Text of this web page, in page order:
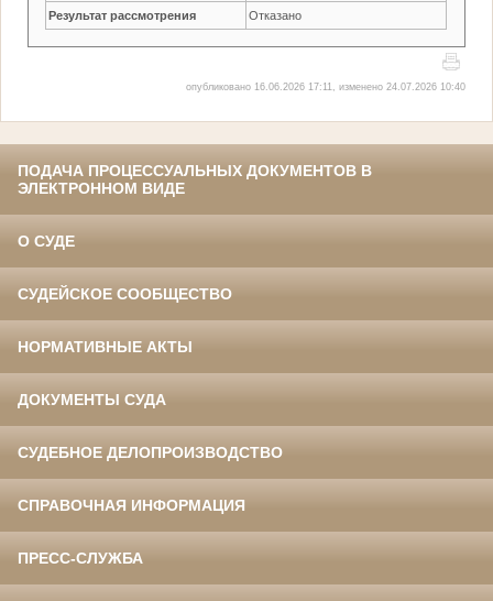
Результат рассмотрения Отказано
опубликовано 16.06.2026 17:11, изменено 24.07.2026 10:40
ПОДАЧА ПРОЦЕССУАЛЬНЫХ ДОКУМЕНТОВ В
ЭЛЕКТРОННОМ ВИДЕ
О СУДЕ
СУДЕЙСКОЕ СООБЩЕСТВО
НОРМАТИВНЫЕ АКТЫ
ДОКУМЕНТЫ СУДА
СУДЕБНОЕ ДЕЛОПРОИЗВОДСТВО
СПРАВОЧНАЯ ИНФОРМАЦИЯ
ПРЕСС-СЛУЖБА